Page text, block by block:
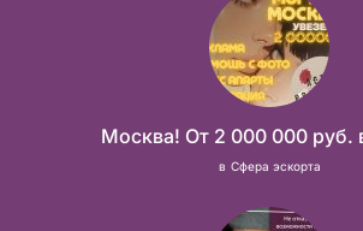
Москва! От 2 000 000 руб.
в Сфера эскорта